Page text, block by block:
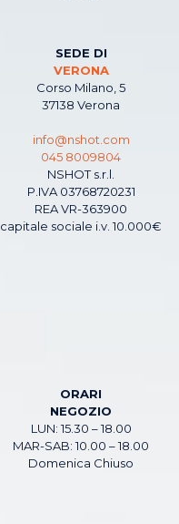
SEDE DI
VERONA
Corso Milano, 5
37138 Verona
info@nshot.com
045 8009804
NSHOT s.r.l.
P.IVA 03768720231
REA VR-363900
capitale sociale i.v. 10.000€
ORARI
NEGOZIO
LUN: 15.30 – 18.00
MAR-SAB: 10.00 – 18.00
Domenica Chiuso